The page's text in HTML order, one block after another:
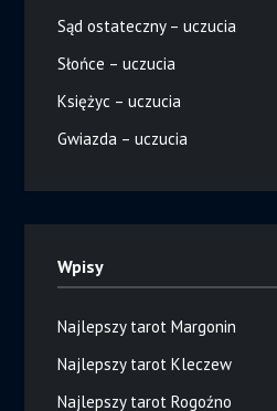
Sąd ostateczny – uczucia
Słońce – uczucia
Księżyc – uczucia
Gwiazda – uczucia
Wpisy
Najlepszy tarot Margonin
Najlepszy tarot Kleczew
Najlepszy tarot Rogoźno